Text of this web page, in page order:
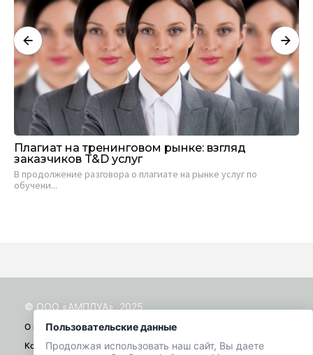
Плагиат на тренинговом рынке: взгляд
заказчиков T&D услуг
В продолжение разговора о плагиате на рынке услуг по
обучени...
Пользовательские данные
Продолжая использовать наш сайт, Вы даете
© ООО «АМПЛУА», 2025
О проекте
Контакты